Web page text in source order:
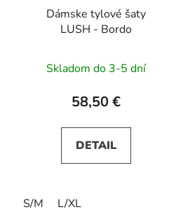
Dámske tylové šaty
LUSH - Bordo
Skladom do 3-5 dní
58,50 €
DETAIL
S/M L/XL